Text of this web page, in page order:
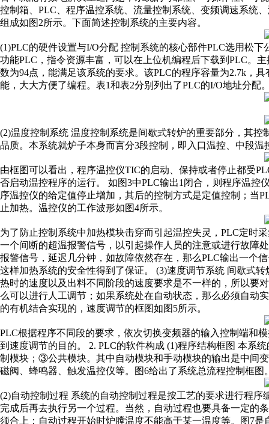
控制箱、PLC、程序温控系统、流量控制系统、变频调速系统
组成如图2所示。下面简述控制系统的主要内容。
(1)PLC的硬件设置与I/O分配 控制系统的核心部件PLC选用松
功能PLC，指令资源丰富，可以在上位机编程后下载到PLC。
数为94点，能满足该系统的要求。该PLC的程序容量为2.7k，
能，大大方便了编程。表1和表2分别列出了PLC的I/O地址分配
(2)温度控制系统 温度控制系统是间歇式转炉的重要部分，其
品质。本系统就炉子本身而言分3段控制，即入口温控、中段
由框图可以看出，程序温控仪TIC的启动、保持或者停止都受
否启动温控程序的运行。 如图3中PLC输出1闭合，则程序温控
序温控仪的给定值停止增加，其后的控制方式是定值控制；当
止加热。温控仪的工作波形如图4所示。
为了防止控制系统中加热模块击穿而引起温控失灵，PLC定时
一个间断的超温报警信号，以引起操作人员的注意或进行故障
报警信号，延迟几分钟，如故障依然存在，那么PLC输出一个
这样加热系统的安全性得到了保证。 (3)速度调节系统 间歇式
热时的速度以及出料不同阶段的速度要求是不一样的，所以要
么可以进行人工调节；如果系统处在自动状态，那么必须自动
的有机结合实现的，速度调节的框图如图5所示。
PLC根据程序不同段的要求，依次切换变频器的输入控制端和
到速度调节的目的。 2. PLC的软件构成 (1)程序结构框图 本
制模块；③公共模块。其中自动模块和手动模块的输出是中间
磁阀、蜂鸣器、触发温控仪等。图6给出了系统总流程控制框图
(2)自动控制过程 系统的自动控制过程是按工艺的要求进行程
完成后再去执行另一个过程。当然，自动过程也要具备一定的
须合上；自动过程开始时炉膛温度不能高于某一温度等。图7是